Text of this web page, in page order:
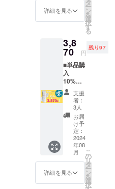
詳細を見る
タ
ー
ン
を
選
択
す
る
3,8
70 円
残り97
■単品購
入
10%OF
F オー
ルイン
ワンク
リー
ム
50g 1
本 通
常
4,300
円
→
3,870円
支援
者：
3人
お届
け予
定：
2024
年08
月
詳細を見る
こ
の
リ
タ
ー
ン
を
選
択